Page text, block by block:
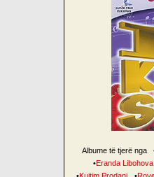
Albume të tjerë nga
•Eranda Libohova